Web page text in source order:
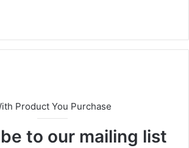
eit
Product You Purchase
to our mailing list